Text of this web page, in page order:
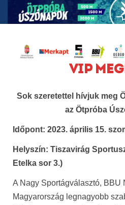
VIP
Sok szeretettel hívjuk meg
az Ötpróba
Időpont: 2023. április 15.
Helyszín: Tiszavirág
Etelka sor 3.)
A Nagy Sportágválasztó, BBU
Magyarország legnagyobb